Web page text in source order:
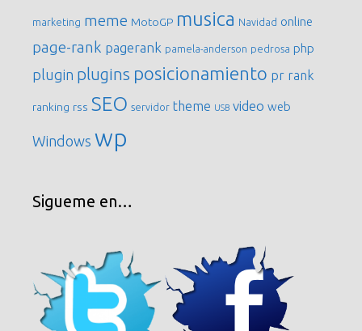
marketing meme MotoGP musica Navidad online
page-rank pagerank pamela-anderson pedrosa php
plugin plugins posicionamiento pr rank
ranking rss SEO servidor theme USB video web
Windows wp
Sigueme en…